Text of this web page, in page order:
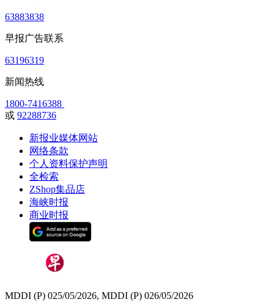
63883838
早报广告联系
63196319
新闻热线
1800-7416388
或 92288736
新报业媒体网站
网络条款
个人资料保护声明
全检索
ZShop集品店
海峡时报
商业时报
MDDI (P) 025/05/2026, MDDI (P) 026/05/2026